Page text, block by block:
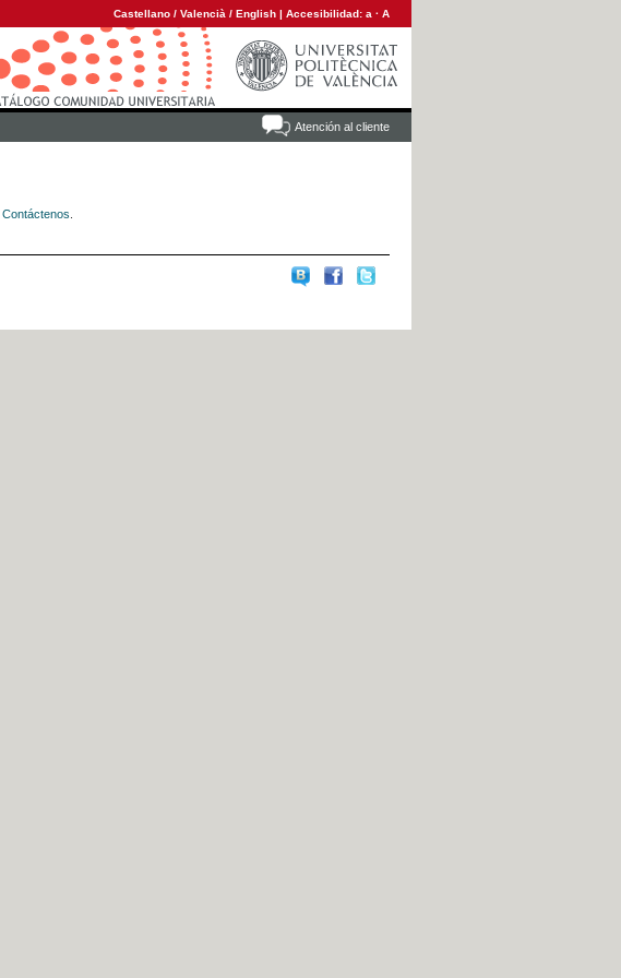
Castellano / Valencià / English | Accesibilidad: a · A
Atención al cliente
Contáctenos